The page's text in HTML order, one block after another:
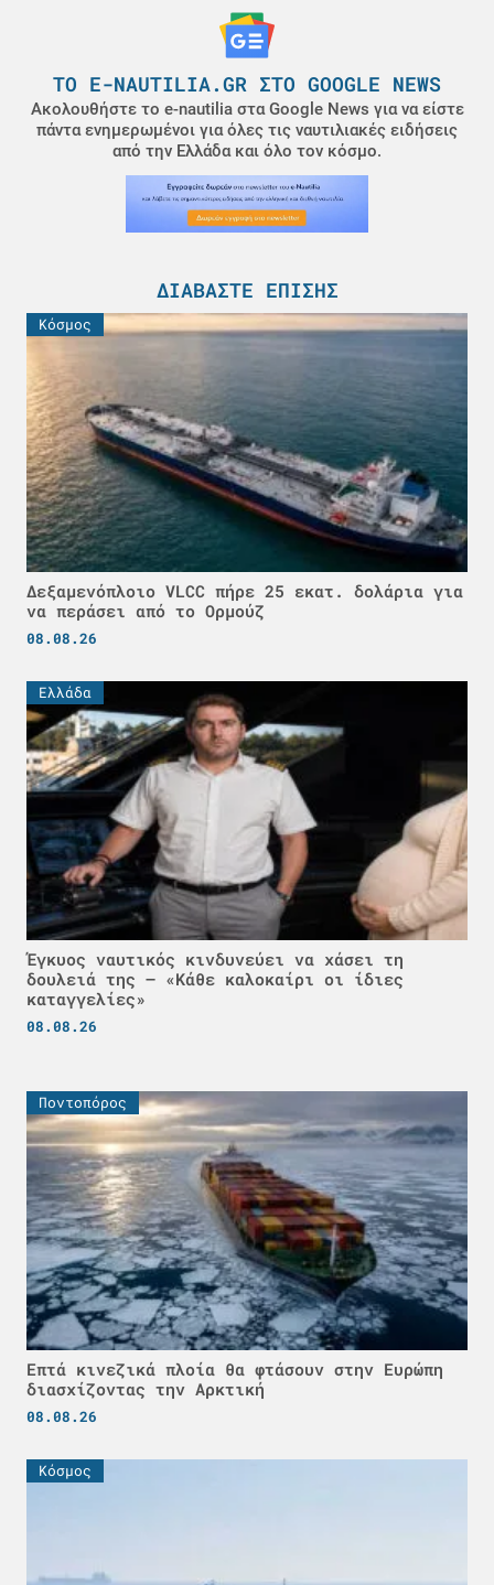
ΤΟ E-NAUTILIA.GR ΣΤΟ GOOGLE NEWS
Ακολουθήστε το e-nautilia στα Google News για να είστε
πάντα ενημερωμένοι για όλες τις ναυτιλιακές ειδήσεις
από την Ελλάδα και όλο τον κόσμο.
ΔΙΑΒΆΣΤΕ ΕΠΊΣΗΣ
Κόσμος
Δεξαμενόπλοιο VLCC πήρε 25 εκατ. δολάρια για
να περάσει από το Ορμούζ
08.08.26
Ελλάδα
Έγκυος ναυτικός κινδυνεύει να χάσει τη
δουλειά της – «Κάθε καλοκαίρι οι ίδιες
καταγγελίες»
08.08.26
Ποντοπόρος
Επτά κινεζικά πλοία θα φτάσουν στην Ευρώπη
διασχίζοντας την Αρκτική
08.08.26
Κόσμος